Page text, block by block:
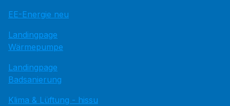
EE-Energie neu
Landingpage
Wärmepumpe
Landingpage
Badsanierung
Klima & Lüftung - hissu